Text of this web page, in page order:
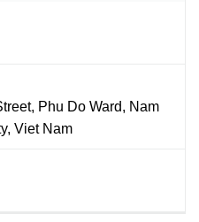
Phu Do Ward, Nam
Viet Nam